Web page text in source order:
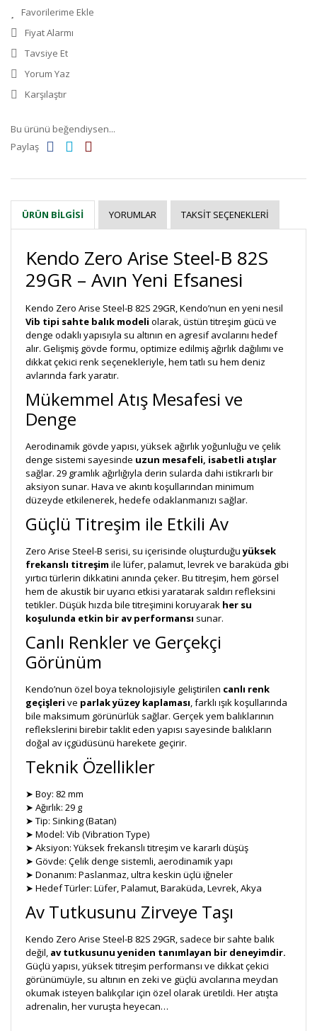
Fiyat Alarmı
Tavsiye Et
Yorum Yaz
Karşılaştır
Bu ürünü beğendiysen...
Paylaş
ÜRÜN BILGISI YORUMLAR TAKSIT SEÇENEKLERI
Kendo Zero Arise Steel-B 82S
29GR – Avın Yeni Efsanesi
Kendo Zero Arise Steel-B 82S 29GR, Kendo’nun en yeni nesil
Vib tipi sahte balık modeli olarak, üstün titreşim gücü ve
denge odaklı yapısıyla su altının en agresif avcılarını hedef
alır. Gelişmiş gövde formu, optimize edilmiş ağırlık dağılımı ve
dikkat çekici renk seçenekleriyle, hem tatlı su hem deniz
avlarında fark yaratır.
Mükemmel Atış Mesafesi ve
Denge
Aerodinamik gövde yapısı, yüksek ağırlık yoğunluğu ve çelik
denge sistemi sayesinde uzun mesafeli, isabetli atışlar
sağlar. 29 gramlık ağırlığıyla derin sularda dahi istikrarlı bir
aksiyon sunar. Hava ve akıntı koşullarından minimum
düzeyde etkilenerek, hedefe odaklanmanızı sağlar.
Güçlü Titreşim ile Etkili Av
Zero Arise Steel-B serisi, su içerisinde oluşturduğuyüksek
frekanslı titreşim ile lüfer, palamut, levrek ve baraküda gibi
yırtıcı türlerin dikkatini anında çeker. Bu titreşim, hem görsel
hem de akustik bir uyarıcı etkisi yaratarak saldırı refleksini
tetikler. Düşük hızda bile titreşimini koruyarak her su
koşulunda etkin bir av performansı sunar.
Canlı Renkler ve Gerçekçi
Görünüm
Kendo’nun özel boya teknolojisiyle geliştirilen canlı renk
geçişleri ve parlak yüzey kaplaması, farklı ışık koşullarında
bile maksimum görünürlük sağlar. Gerçek yem balıklarının
reflekslerini birebir taklit eden yapısı sayesinde balıkların
doğal av içgüdüsünü harekete geçirir.
Teknik Özellikler
➤ Boy: 82 mm
➤ Ağırlık: 29 g
➤ Tip: Sinking (Batan)
➤ Model: Vib (Vibration Type)
➤ Aksiyon: Yüksek frekanslı titreşim ve kararlı düşüş
➤ Gövde: Çelik denge sistemli, aerodinamik yapı
➤ Donanım: Paslanmaz, ultra keskin üçlü iğneler
➤ Hedef Türler: Lüfer, Palamut, Baraküda, Levrek, Akya
Av Tutkusunu Zirveye Taşı
Kendo Zero Arise Steel-B 82S 29GR, sadece bir sahte balık
değil, av tutkusunu yeniden tanımlayan bir deneyimdir.
Güçlü yapısı, yüksek titreşim performansı ve dikkat çekici
görünümüyle, su altının en zeki ve güçlü avcılarına meydan
okumak isteyen balıkçılar için özel olarak üretildi. Her atışta
adrenalin, her vuruşta heyecan…